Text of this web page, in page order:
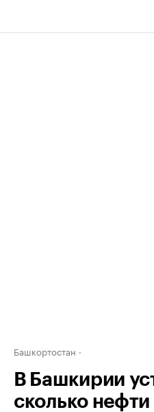
Башкортостан
В Башкирии
сколько